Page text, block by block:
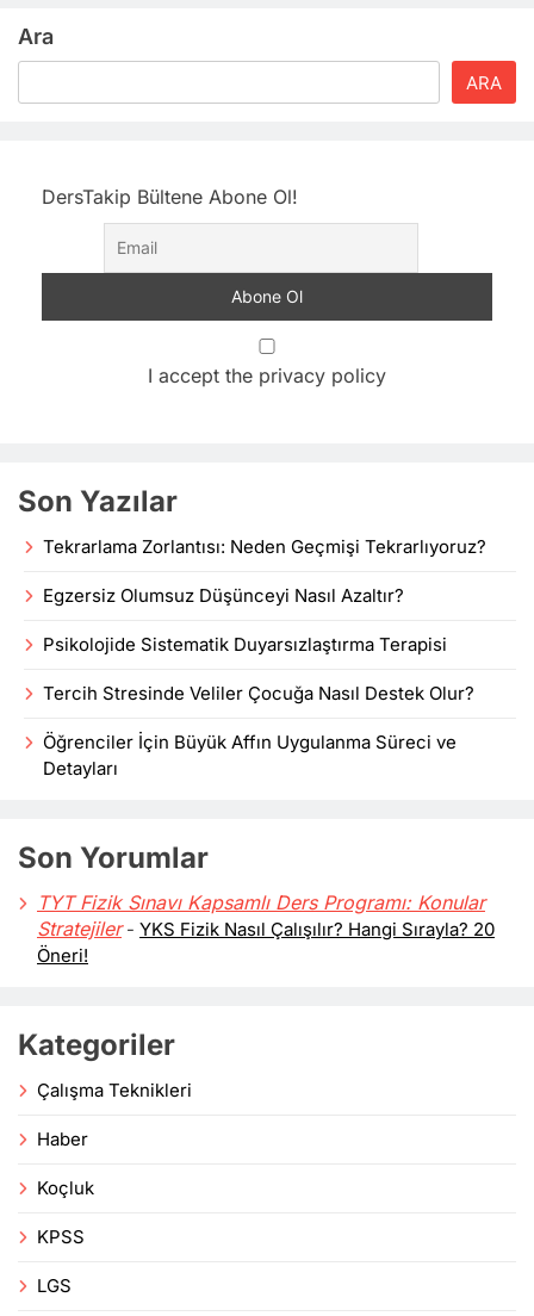
Ara
ARA
DersTakip Bültene Abone Ol!
I accept the privacy policy
Son Yazılar
Tekrarlama Zorlantısı: Neden Geçmişi Tekrarlıyoruz?
Egzersiz Olumsuz Düşünceyi Nasıl Azaltır?
Psikolojide Sistematik Duyarsızlaştırma Terapisi
Tercih Stresinde Veliler Çocuğa Nasıl Destek Olur?
Öğrenciler İçin Büyük Affın Uygulanma Süreci ve
Detayları
Son Yorumlar
TYT Fizik Sınavı Kapsamlı Ders Programı: Konular
Stratejiler- YKS Fizik Nasıl Çalışılır? Hangi Sırayla? 20
Öneri!
Kategoriler
Çalışma Teknikleri
Haber
Koçluk
KPSS
LGS